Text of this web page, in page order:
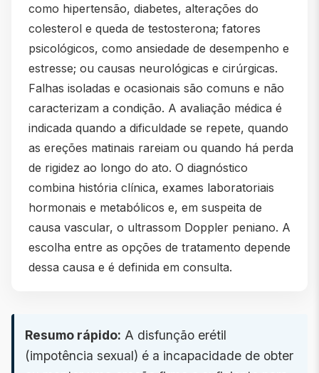
como hipertensão, diabetes, alterações do
colesterol e queda de testosterona; fatores
psicológicos, como ansiedade de desempenho e
estresse; ou causas neurológicas e cirúrgicas.
Falhas isoladas e ocasionais são comuns e não
caracterizam a condição. A avaliação médica é
indicada quando a dificuldade se repete, quando
as ereções matinais rareiam ou quando há perda
de rigidez ao longo do ato. O diagnóstico
combina história clínica, exames laboratoriais
hormonais e metabólicos e, em suspeita de
causa vascular, o ultrassom Doppler peniano. A
escolha entre as opções de tratamento depende
dessa causa e é definida em consulta.
Resumo rápido: A disfunção erétil
(impotência sexual) é a incapacidade de obter